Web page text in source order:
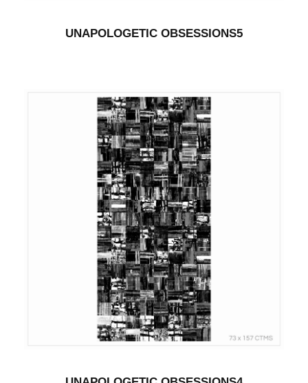
UNAPOLOGETIC OBSESSIONS5